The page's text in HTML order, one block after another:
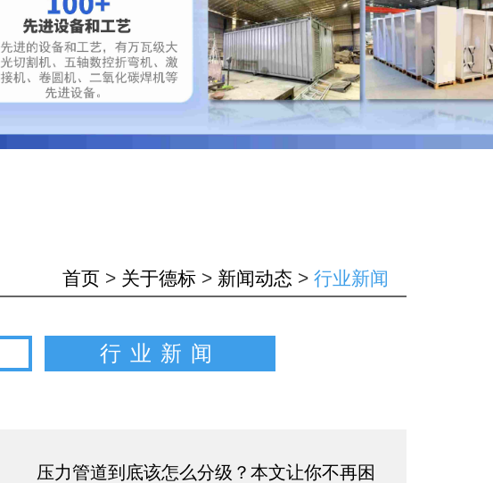
首页 > 关于德标 > 新闻动态 > 行业新闻
行业新闻
压力管道到底该怎么分级？本文让你不再困